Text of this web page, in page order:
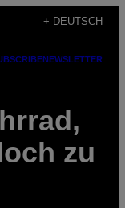
+ DEUTSCH
NEWSLETTER
zu